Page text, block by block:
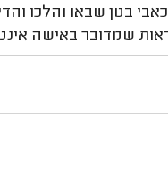
בטן שבאו והלכו
שמדובר באישה